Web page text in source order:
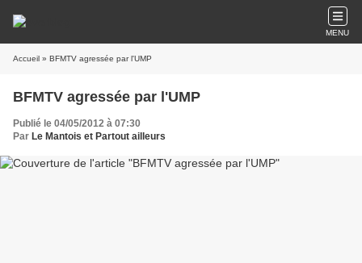
MENU
Accueil » BFMTV agressée par l'UMP
BFMTV agressée par l'UMP
Publié le 04/05/2012 à 07:30
Par Le Mantois et Partout ailleurs